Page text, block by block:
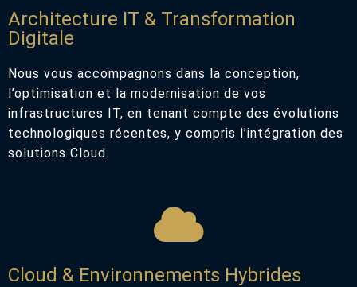
Architecture IT & Transformation
Digitale
Nous vous accompagnons dans la conception,
l’optimisation et la modernisation de vos
infrastructures IT, en tenant compte des évolutions
technologiques récentes, y compris l’intégration des
solutions Cloud.
Cloud & Environnements Hybrides